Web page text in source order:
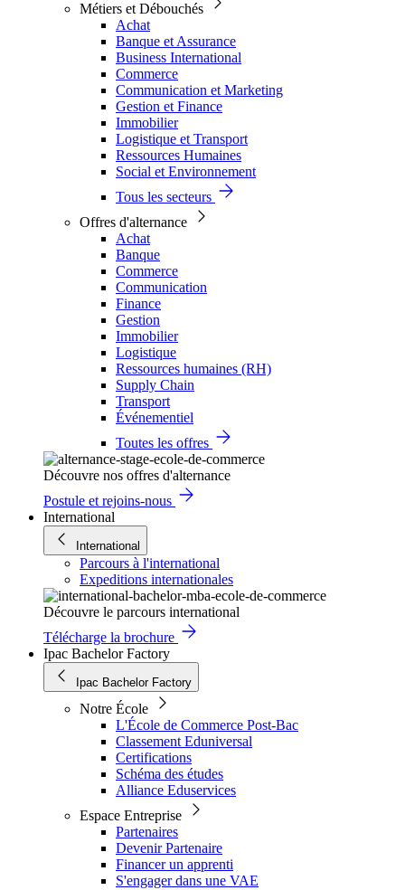
Métiers et Débouchés
Achat
Banque et Assurance
Business International
Commerce
Communication et Marketing
Gestion et Finance
Immobilier
Logistique et Transport
Ressources Humaines
Social et Environnement
Tous les secteurs
Offres d'alternance
Achat
Banque
Commerce
Communication
Finance
Gestion
Immobilier
Logistique
Ressources humaines (RH)
Supply Chain
Transport
Événementiel
Toutes les offres
Découvre nos offres d'alternance
Postule et rejoins-nous
International
International
Parcours à l'international
Expeditions internationales
Découvre le parcours international
Télécharge la brochure
Ipac Bachelor Factory
Ipac Bachelor Factory
Notre École
L'École de Commerce Post-Bac
Classement Eduniversal
Certifications
Schéma des études
Alliance Eduservices
Espace Entreprise
Partenaires
Devenir Partenaire
Financer un apprenti
S'engager dans une VAE